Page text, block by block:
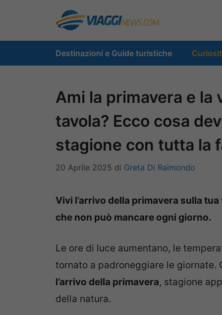
contenuto
Destinazioni e Guide turistiche
Ami la primavera e la
tavola? Ecco cosa
stagione con tutta la
20 Aprile 2025 di Greta Di Raimondo
Vivi l’arrivo della primavera sulla
che non può mancare ogni giorno.
Le ore di luce aumentano, le
tornato a padroneggiare le
l’arrivo della primavera, stagione
della natura.